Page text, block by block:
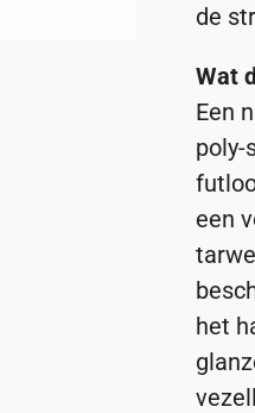
de
Wat
Een
poly-
een
het